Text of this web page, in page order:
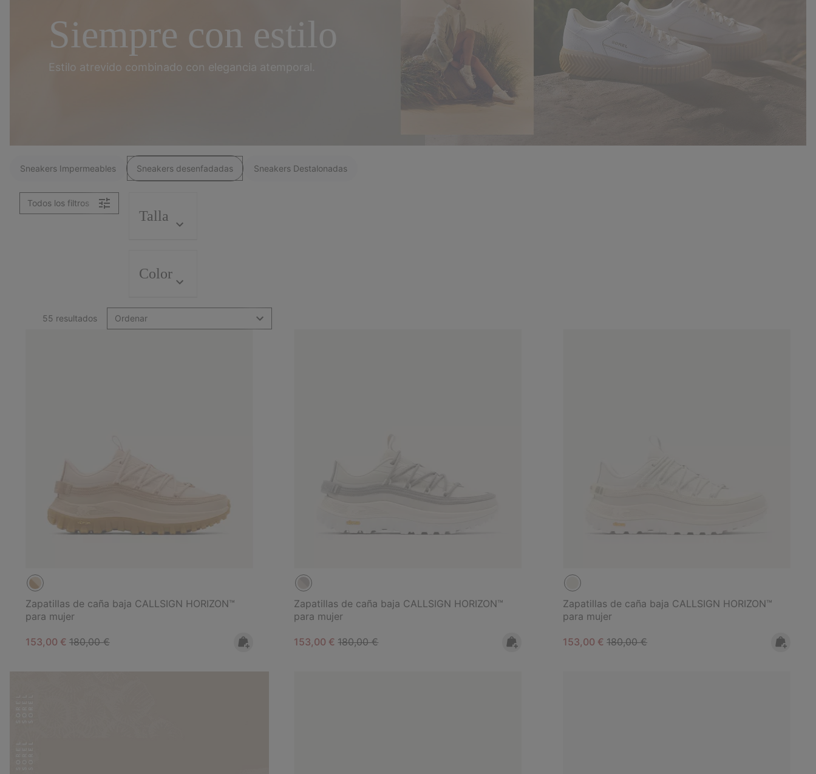
Siempre con estilo
Estilo atrevido combinado con elegancia atemporal.
Sneakers Impermeables Sneakers desenfadadas Sneakers Destalonadas
Todos los filtros
Talla
Color
55 resultados Ordenar
Zapatillas de caña baja CALLSIGN HORIZON™
para mujer
Sale price:
153,00 € Regular price:
180,00 €
Zapatillas de caña baja CALLSIGN HORIZON™
para mujer
Sale price:
153,00 €Regular price:
180,00 €
Zapatillas de caña baja CALLSIGN HORIZON™
para mujer
Sale price:
153,00 €Regular price:
180,00 €